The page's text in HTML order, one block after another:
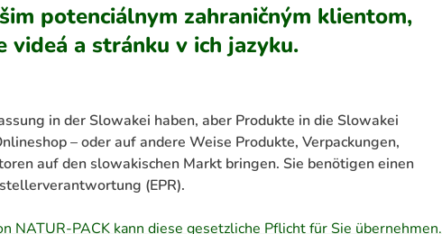
potenciálnym zahraničným klientom,
a stránku v ich jazyku.
in der Slowakei haben, aber Produkte in die Slowakei
– oder auf andere Weise Produkte, Verpackungen,
auf den slowakischen Markt bringen. Sie benötigen einen
(EPR).
PACK kann diese gesetzliche Pflicht für Sie übernehmen.